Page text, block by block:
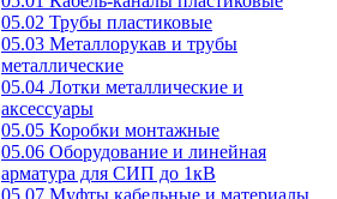
05.02 Трубы пластиковые
05.03 Металлорукав и трубы
металлические
05.04 Лотки металлические и
аксессуары
05.05 Коробки монтажные
05.06 Оборудование и линейная
арматура для СИП до 1кВ
05.07 Муфты кабельные и материалы